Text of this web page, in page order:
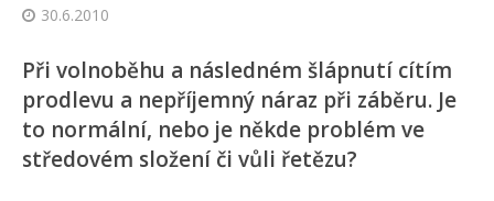
30.6.2010
Při volnoběhu a následném šlápnutí cítím
prodlevu a nepříjemný náraz při záběru. Je
to normální, nebo je někde problém ve
středovém složení či vůli řetězu?